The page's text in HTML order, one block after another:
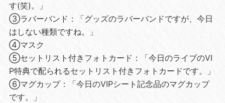
す(笑)。」
③ラバーバンド：「グッズのラバーバンドですが、今日
はしない種類ですね。」
④マスク
⑤セットリスト付きフォトカード：「今日のライブのVI
P特典で配られるセットリスト付きフォトカードです。」
⑥マグカップ：「今日のVIPシート記念品のマグカップ
です。」